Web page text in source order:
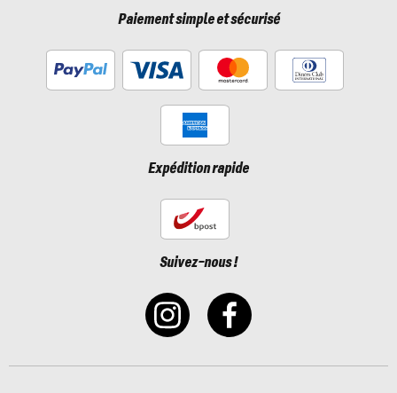
Paiement simple et sécurisé
Expédition rapide
Suivez-nous !